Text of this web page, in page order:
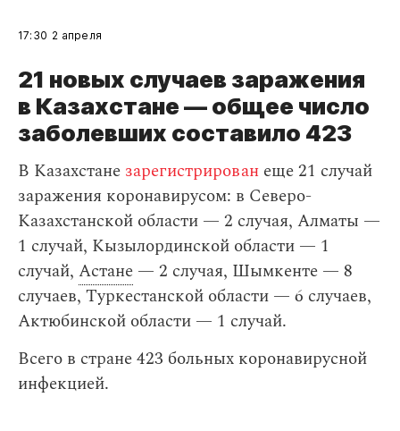
17:30 2 апреля
21 новых случаев заражения
в Казахстане — общее число
заболевших составило 423
В Казахстане зарегистрирован еще 21 случай
заражения коронавирусом: в Северо-
Казахстанской области — 2 случая, Алматы —
1 случай, Кызылординской области — 1
случай, Астане — 2 случая, Шымкенте — 8
случаев, Туркестанской области — 6 случаев,
Актюбинской области — 1 случай.
Всего в стране 423 больных коронавирусной
инфекцией.